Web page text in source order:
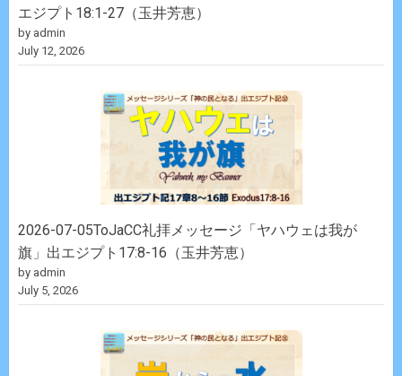
エジプト18:1-27（玉井芳恵）
by admin
July 12, 2026
2026-07-05ToJaCC礼拝メッセージ「ヤハウェは我が
旗」出エジプト17:8-16（玉井芳恵）
by admin
July 5, 2026